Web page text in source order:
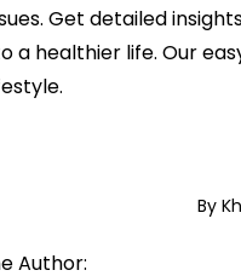
Get detailed
a healthier life. Our
By
Author: